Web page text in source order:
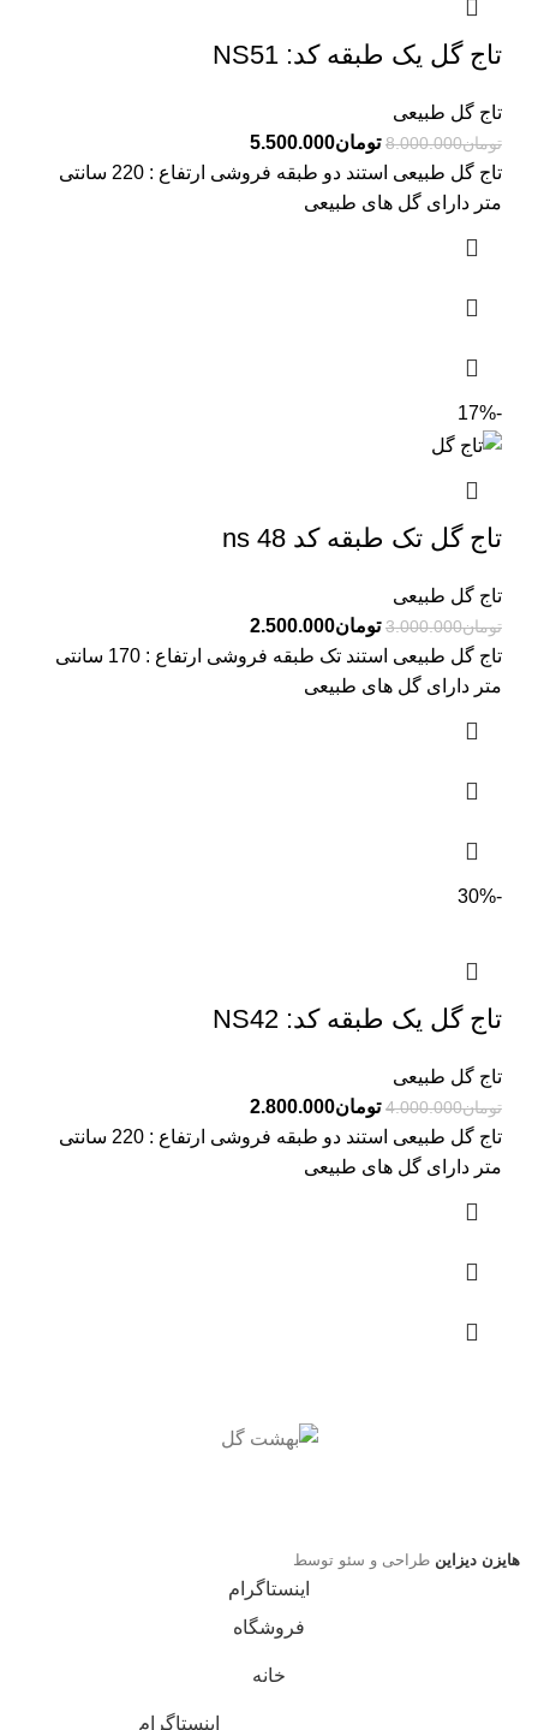
تاج گل یک طبقه کد: NS51
تاج گل طبیعی
تومان8.000.000 تومان5.500.000
تاج گل طبیعی استند دو طبقه فروشی ارتفاع : 220 سانتی
متر دارای گل های طبیعی
-17%
تاج گل تک طبقه کد ns 48
تاج گل طبیعی
تومان3.000.000 تومان2.500.000
تاج گل طبیعی استند تک طبقه فروشی ارتفاع : 170 سانتی
متر دارای گل های طبیعی
-30%
تاج گل یک طبقه کد: NS42
تاج گل طبیعی
تومان4.000.000 تومان2.800.000
تاج گل طبیعی استند دو طبقه فروشی ارتفاع : 220 سانتی
متر دارای گل های طبیعی
هایزن دیزاین طراحی و سئو توسط
اینستاگرام
فروشگاه
خانه
اینستاگرام